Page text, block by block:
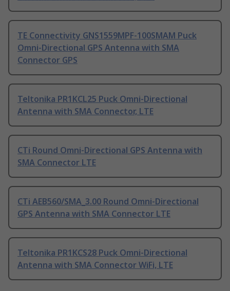
TE Connectivity GNS1559MPF-100SMAM Puck
Omni-Directional GPS Antenna with SMA
Connector GPS
Teltonika PR1KCL25 Puck Omni-Directional
Antenna with SMA Connector, LTE
CTi Round Omni-Directional GPS Antenna with
SMA Connector LTE
CTi AEB560/SMA_3.00 Round Omni-Directional
GPS Antenna with SMA Connector LTE
Teltonika PR1KCS28 Puck Omni-Directional
Antenna with SMA Connector WiFi, LTE